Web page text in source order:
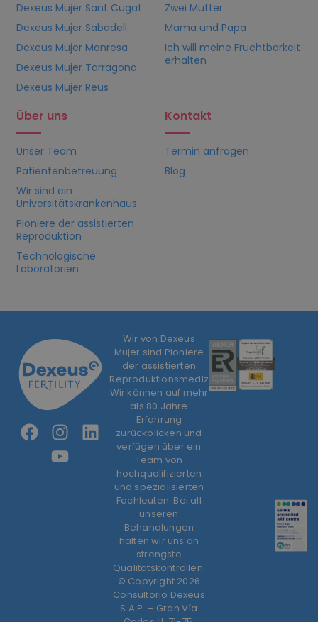
Dexeus Mujer Sant Cugat
Dexeus Mujer Sabadell
Dexeus Mujer Manresa
Dexeus Mujer Tarragona
Dexeus Mujer Reus
Zwei Mütter
Mama und Papa
Ich will meine Fruchtbarkeit
erhalten
Über uns
Unser Team
Patientenbetreuung
Wir sind ein
Universitätskrankenhaus
Pioniere der assistierten
Reproduktion
Technologische
Laboratorien
Kontakt
Termin anfragen
Blog
Wir von Dexeus
Mujer sind Pioniere
der assistierten
Reproduktionsmedizin.
Wir können auf mehr
als 80 Jahre
Erfahrung
zurückblicken und
verfügen über ein
Team von
hochqualifizierten
und spezialisierten
Fachleuten. Bei all
unseren
Behandlungen
halten wir uns an
strengste
Qualitätskontrollen.
© Copyright 2026
Consultorio Dexeus
S.A.P. – Gran Vía